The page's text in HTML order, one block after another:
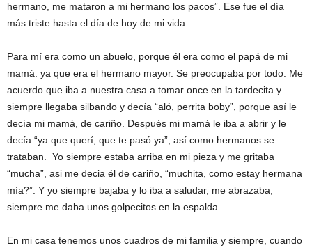
hermano, me mataron a mi hermano los pacos”. Ese fue el día
más triste hasta el día de hoy de mi vida.
Para mí era como un abuelo, porque él era como el papá de mi
mamá. ya que era el hermano mayor. Se preocupaba por todo. Me
acuerdo que iba a nuestra casa a tomar once en la tardecita y
siempre llegaba silbando y decía “aló, perrita boby”, porque así le
decía mi mamá, de cariño. Después mi mamá le iba a abrir y le
decía “ya que querí, que te pasó ya”, así como hermanos se
trataban. Yo siempre estaba arriba en mi pieza y me gritaba
“mucha”, asi me decia él de cariño, “muchita, como estay hermana
mía?”. Y yo siempre bajaba y lo iba a saludar, me abrazaba,
siempre me daba unos golpecitos en la espalda.
En mi casa tenemos unos cuadros de mi familia y siempre, cuando